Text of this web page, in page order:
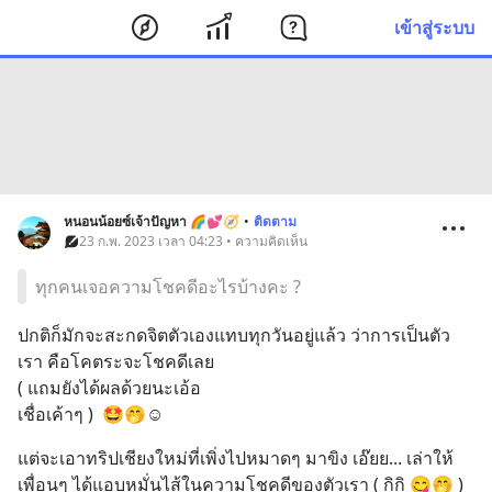
เข้าสู่ระบบ
หนอนน้อยซ์เจ้าปัญหา 🌈💕🧭 • ติดตาม
23 ก.พ. 2023 เวลา 04:23 • ความคิดเห็น
ทุกคนเจอความโชคดีอะไรบ้างคะ ?
ปกติก็มักจะสะกดจิตตัวเองแทบทุกวันอยู่แล้ว ว่าการเป็นตัว
เรา คือโคตระจะโชคดีเลย
( แถมยังได้ผลด้วยนะเอ้อ
เชื่อเค้าๆ )  🤩🤭☺️
แต่จะเอาทริปเชียงใหม่ที่เพิ่งไปหมาดๆ มาขิง เอ๊ยย... เล่าให้
เพื่อนๆ ได้แอบหมั่นไส้ในความโชคดีของตัวเรา ( กิกิ 😋🤭 )